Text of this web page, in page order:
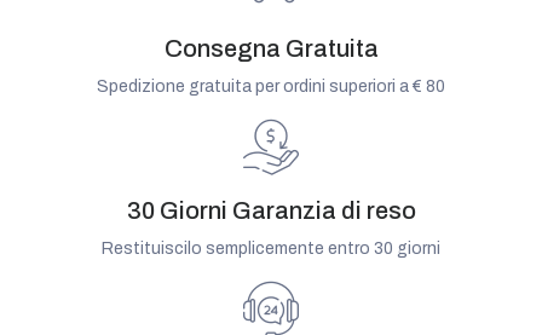
Consegna Gratuita
Spedizione gratuita per ordini superiori a € 80
30 Giorni Garanzia di reso
Restituiscilo semplicemente entro 30 giorni